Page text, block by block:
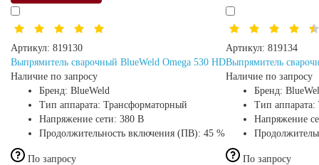
Артикул: 819130
Выпрямитель сварочный BlueWeld Omega 530 HD
Наличие по запросу
Бренд: BlueWeld
Тип аппарата: Трансформаторный
Напряжение сети: 380 В
Продолжительность включения (ПВ): 45 %
По запросу
Артикул: 819134
Выпрямитель
Наличие по запросу
Бренд:
Тип аппарата:
Напряжение
По запросу